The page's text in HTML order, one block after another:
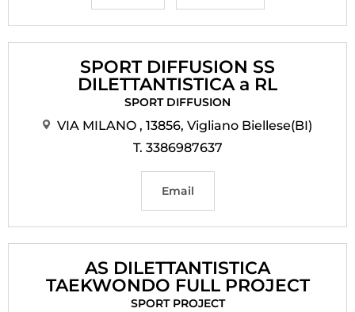
SPORT DIFFUSION SS
DILETTANTISTICA a RL
SPORT DIFFUSION
VIA MILANO , 13856, Vigliano Biellese(BI)
T. 3386987637
Email
AS DILETTANTISTICA
TAEKWONDO FULL PROJECT
SPORT PROJECT